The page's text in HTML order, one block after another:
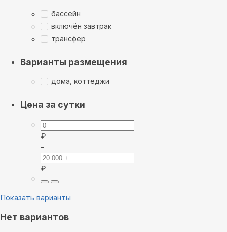
бассейн
включён завтрак
трансфер
Варианты размещения
дома, коттеджи
Цена за сутки
₽
-
₽
Показать варианты
Нет вариантов